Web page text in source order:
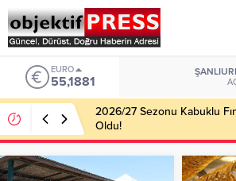
EURO
55,1881
2026/27 Sezonu Kabuklu
Oldu!